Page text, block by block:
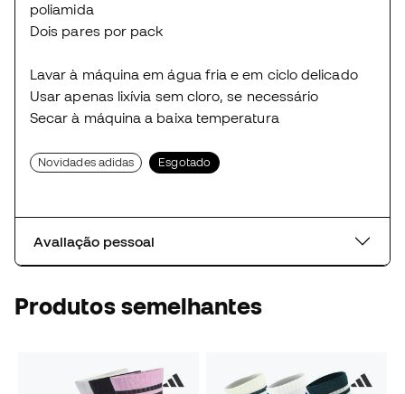
poliamida
Dois pares por pack
Lavar à máquina em água fria e em ciclo delicado
Usar apenas lixívia sem cloro, se necessário
Secar à máquina a baixa temperatura
Novidades adidas Esgotado
Avaliação pessoal
Produtos semelhantes